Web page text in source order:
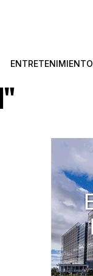
ENTRETENIMIENTO